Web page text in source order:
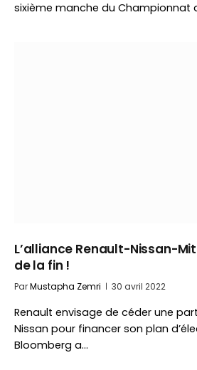
sixième manche du Championnat
L’alliance Renault-Nissan-
de la fin !
ParMustapha Zemri 30 avril 2022
Renault envisage de céder une
Nissan pour financer son plan
Bloomberg a…